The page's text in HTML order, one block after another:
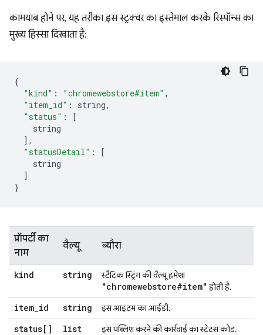
कामयाब होने पर, यह तरीका इस स्ट्रक्चर का इस्तेमाल करके रिस्पॉन्स का
मुख्य हिस्सा दिखाता है:
{
"kind" : "chromewebstore#item" ,
"item_id" : string,
"status" :
[
string
],
"statusDetail" :
[
string
]
}
प्रॉपर्टी का
नाम
वैल्यू ब्यौरा
kind string स्टैटिक स्ट्रिंग की वैल्यू हमेशा
"chromewebstore#item" होती है.
item_id string इस आइटम का आईडी.
status[] list
इस पब्लिश करने की कार्रवाई का स्टेटस कोड.